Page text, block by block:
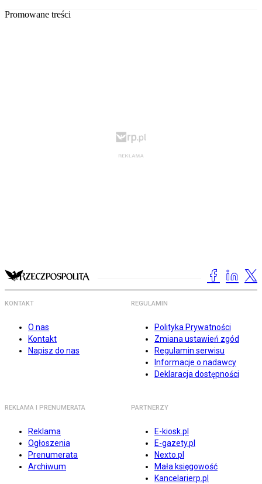
Promowane treści
KONTAKT
O nas
Kontakt
Napisz do nas
REGULAMIN
Polityka Prywatności
Zmiana ustawień zgód
Regulamin serwisu
Informacje o nadawcy
Deklaracja dostępności
REKLAMA I PRENUMERATA
Reklama
Ogłoszenia
Prenumerata
Archiwum
PARTNERZY
E-kiosk.pl
E-gazety.pl
Nexto.pl
Mała księgowość
Kancelarierp.pl